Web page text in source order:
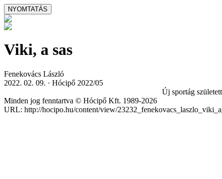
Viki, a sas
Fenekovács László
2022. 02. 09. · Hócipő 2022/05
Új sportág
Minden jog fenntartva © Hócipő Kft. 1989-2026
URL: http://hocipo.hu/content/view/